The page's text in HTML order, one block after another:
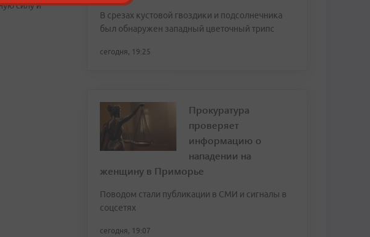
силу и
В срезах кустовой гвоздики и подсолнечника
был обнаружен западный цветочный трипс
сегодня, 19:25
Прокуратура
проверяет
информацию о
нападении на
женщину в Приморье
Поводом стали публикации в СМИ и сигналы в
соцсетях
сегодня, 19:07